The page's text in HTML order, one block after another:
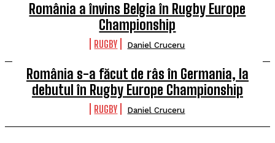
România a învins Belgia în Rugby Europe
Championship
RUGBY Daniel Cruceru
România s-a făcut de râs în Germania, la
debutul în Rugby Europe Championship
RUGBY Daniel Cruceru